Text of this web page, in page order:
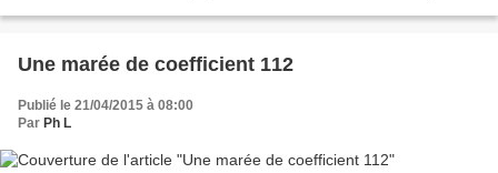
Une marée de coefficient 112
Publié le 21/04/2015 à 08:00
Par Ph L